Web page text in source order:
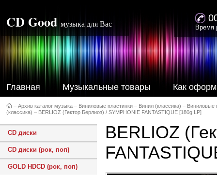
CD Good музыка для Вас Время
Главная Музыкальные товары Как
– Архив каталог музыка – Виниловые пластинки – Винил (классика) – Виниловые
(классика) – BERLIOZ (Гектор Берлиоз) / SYMPHONIE FANTASTIQUE [180g LP]
CD диски
CD диски (рок, поп)
GOLD HDCD (рок, поп)
BERLIOZ